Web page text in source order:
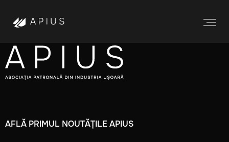
AFLĂ PRIMUL NOUTĂȚILE APIUS